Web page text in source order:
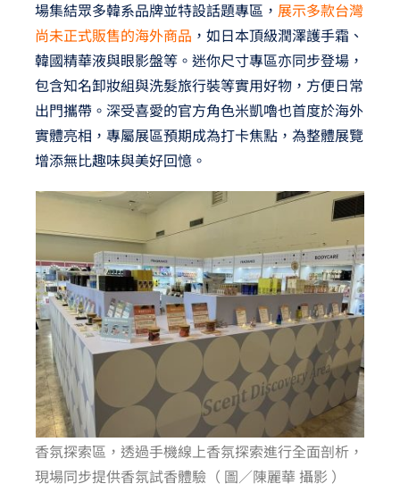
場集結眾多韓系品牌並特設話題專區， 展示多款台灣
尚未正式販售的海外商品 ，如日本頂級潤澤護手霜、
韓國精華液與眼影盤等。迷你尺寸專區亦同步登場，
包含知名卸妝組與洗髮旅行裝等實用好物，方便日常
出門攜帶。深受喜愛的官方角色米凱嚕也首度於海外
實體亮相，專屬展區預期成為打卡焦點，為整體展覽
增添無比趣味與美好回憶。
香氛探索區，透過手機線上香氛探索進行全面剖析，
現場同步提供香氛試香體驗（ 圖／陳麗華 攝影 ）